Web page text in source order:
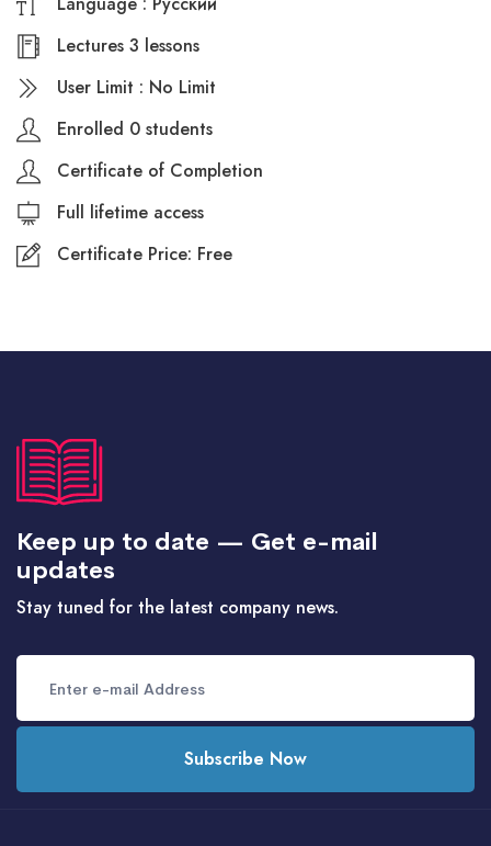
Lectures 3 lessons
User Limit : No Limit
Enrolled 0 students
Certificate of Completion
Full lifetime access
Certificate Price: Free
Keep up to date — Get e-mail
updates
Stay tuned for the latest company news.
Subscribe Now